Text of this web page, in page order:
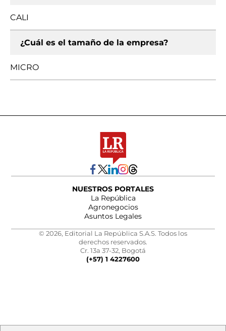
CALI
¿Cuál es el tamaño de la empresa?
MICRO
NUESTROS PORTALES
La República
Agronegocios
Asuntos Legales
© 2026, Editorial La República S.A.S. Todos los
derechos reservados.
Cr. 13a 37-32, Bogotá
(+57) 1 4227600